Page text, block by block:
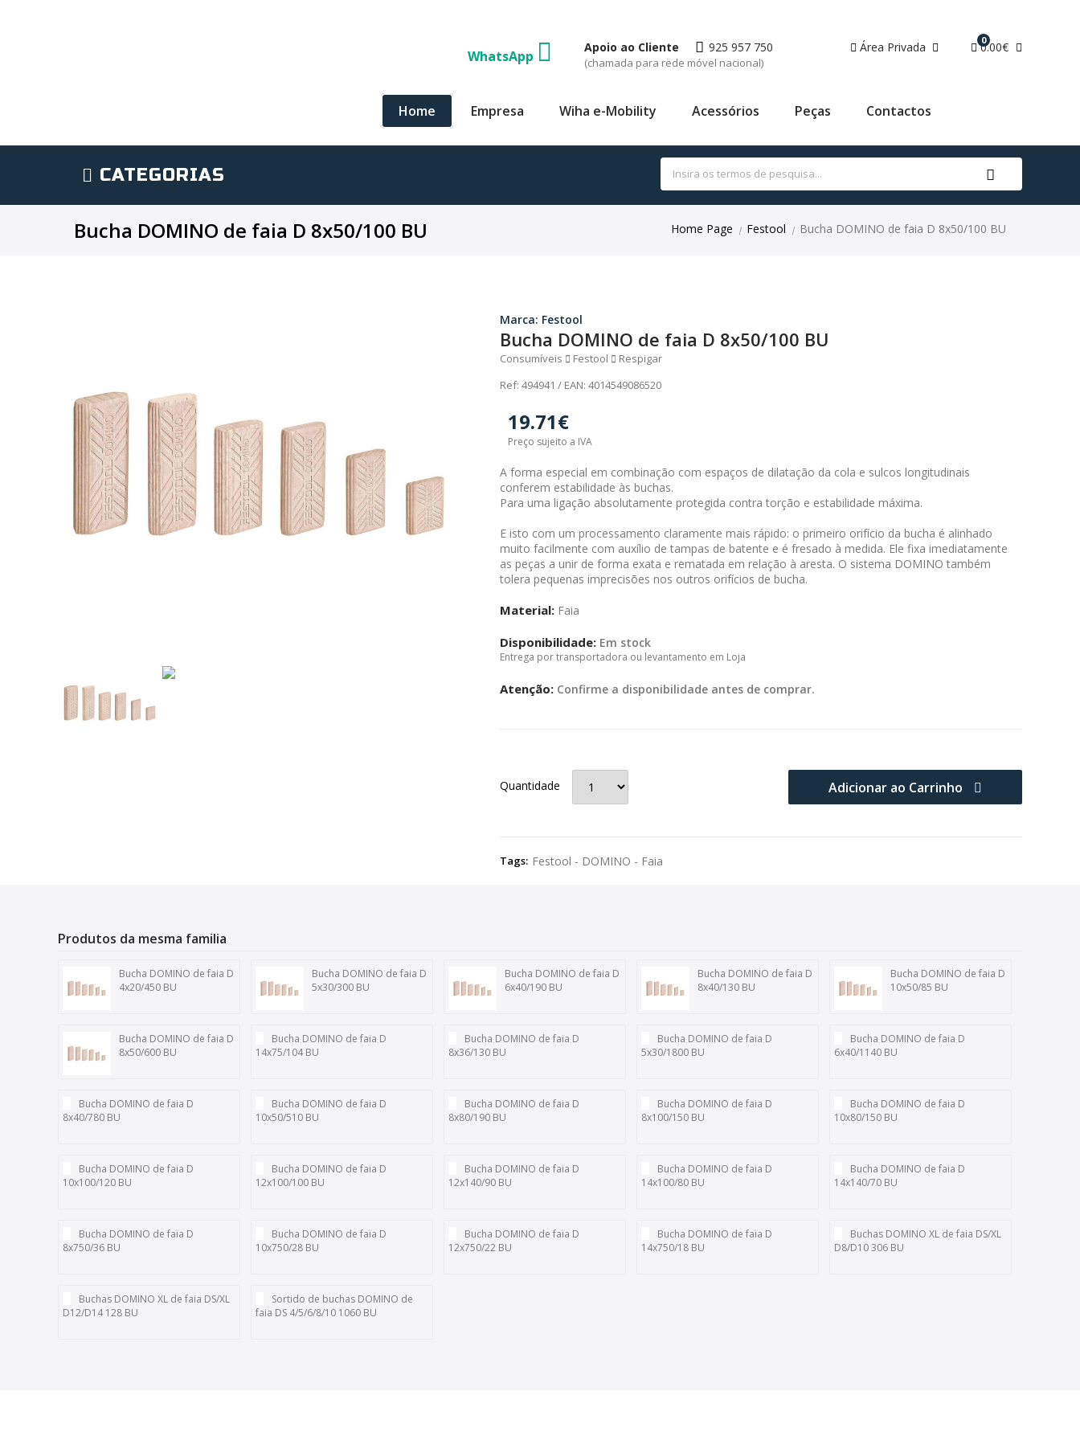
WhatsApp
Apoio ao Cliente 925 957 750
(chamada para rede móvel nacional)
Área Privada 0
0.00€
Home Empresa Wiha e-Mobility Acessórios Peças Contactos
CATEGORIAS
Home Page | Festool | Bucha DOMINO de faia D 8x50/100 BU
Bucha DOMINO de faia D 8x50/100 BU
Marca: Festool
Bucha DOMINO de faia D 8x50/100 BU
Consumíveis Festool
Respigar
Ref: 494941 / EAN: 4014549086520
19.71€
Preço sujeito a IVA
A forma especial em combinação com espaços de dilatação da cola e sulcos longitudinais
conferem estabilidade às buchas.
Para uma ligação absolutamente protegida contra torção e estabilidade máxima.
E isto com um processamento claramente mais rápido: o primeiro orifício da bucha é alinhado
muito facilmente com auxílio de tampas de batente e é fresado à medida. Ele fixa imediatamente
as peças a unir de forma exata e rematada em relação à aresta. O sistema DOMINO também
tolera pequenas imprecisões nos outros orifícios de bucha.
Material: Faia
Disponibilidade: Em stock
Entrega por transportadora ou levantamento em Loja
Atenção: Confirme a disponibilidade antes de comprar.
Quantidade Adicionar ao Carrinho
Tags: Festool - DOMINO - Faia
Produtos da mesma familia
Bucha DOMINO de faia D
4x20/450 BU
Bucha DOMINO de faia D
5x30/300 BU
Bucha DOMINO de faia D
6x40/190 BU
Bucha DOMINO de faia D
8x40/130 BU
Bucha DOMINO de faia D
10x50/85 BU
Bucha DOMINO de faia D
8x50/600 BU
Bucha DOMINO de faia D
14x75/104 BU
Bucha DOMINO de faia D
8x36/130 BU
Bucha DOMINO de faia D
5x30/1800 BU
Bucha DOMINO de faia D
6x40/1140 BU
Bucha DOMINO de faia D
8x40/780 BU
Bucha DOMINO de faia D
10x50/510 BU
Bucha DOMINO de faia D
8x80/190 BU
Bucha DOMINO de faia D
8x100/150 BU
Bucha DOMINO de faia D
10x80/150 BU
Bucha DOMINO de faia D
10x100/120 BU
Bucha DOMINO de faia D
12x100/100 BU
Bucha DOMINO de faia D
12x140/90 BU
Bucha DOMINO de faia D
14x100/80 BU
Bucha DOMINO de faia D
14x140/70 BU
Bucha DOMINO de faia D
8x750/36 BU
Bucha DOMINO de faia D
10x750/28 BU
Bucha DOMINO de faia D
12x750/22 BU
Bucha DOMINO de faia D
14x750/18 BU
Buchas DOMINO XL de faia DS/XL
D8/D10 306 BU
Buchas DOMINO XL de faia DS/XL
D12/D14 128 BU
Sortido de buchas DOMINO de
faia DS 4/5/6/8/10 1060 BU